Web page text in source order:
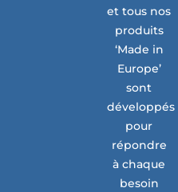
et tous nos
produits
‘Made in
Europe’
sont
développés
pour
répondre
à chaque
besoin